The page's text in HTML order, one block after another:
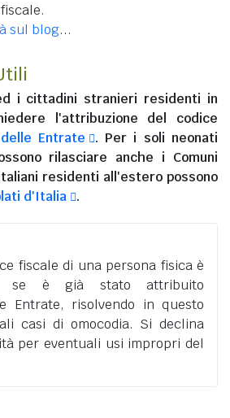
sul blog...
i cittadini stranieri residenti in
l'attribuzione del codice
Entrate
. Per i soli neonati
rilasciare anche i Comuni
residenti all'esteropossono
d'Italia .
fiscale di una persona fisica è
se è già stato attribuito
Entrate, risolvendo in questo
casi di omocodia. Si declina
per eventuali usi impropri del